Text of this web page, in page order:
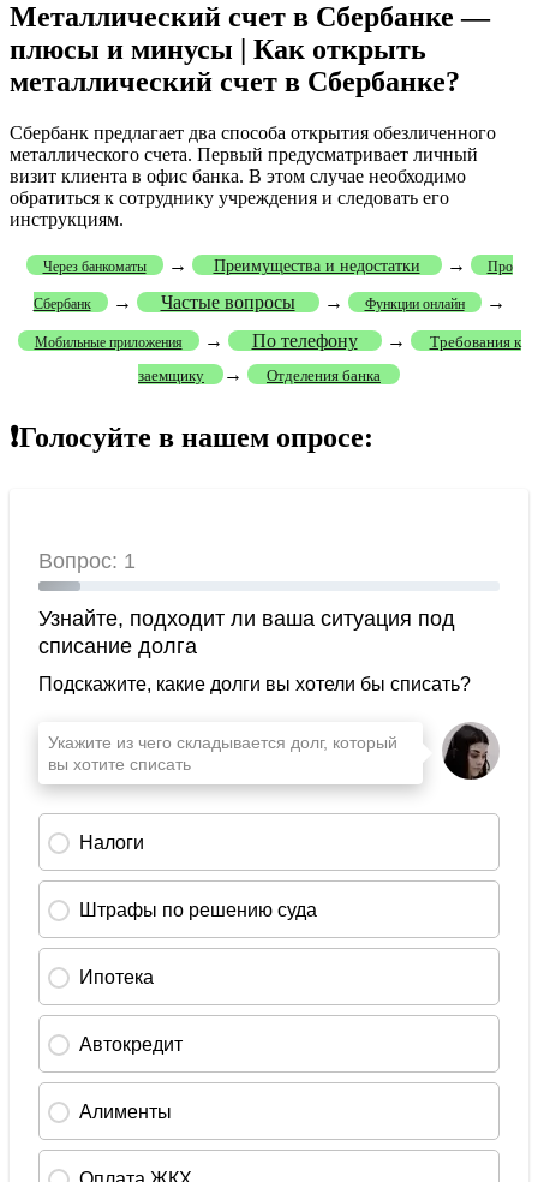
Металлический счет в Сбербанке —
плюсы и минусы | Как открыть
металлический счет в Сбербанке?
Сбербанк предлагает два способа открытия обезличенного
металлического счета. Первый предусматривает личный
визит клиента в офис банка. В этом случае необходимо
обратиться к сотруднику учреждения и следовать его
инструкциям.
Через банкоматы → Преимущества и недостатки → Про
Сбербанк → Частые вопросы → Функции онлайн →
Мобильные приложения → По телефону →
Требования к
заемщику
→ Отделения банка
❗Голосуйте в нашем опросе: